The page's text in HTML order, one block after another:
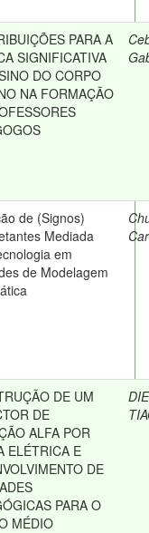
PARA A
SIGNIFICATIVA
DO CORPO
NA FORMAÇÃO
de (Signos)
Mediada
em
de Modelagem
DE UM
DE
ALFA POR
ELÉTRICA E
DE
PARA O
MÉDIO